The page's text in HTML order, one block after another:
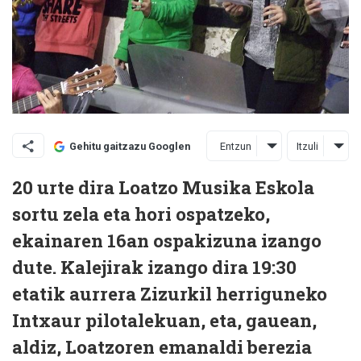
Gehitu gaitzazu Googlen Entzun Itzuli
20 urte dira Loatzo Musika Eskola
sortu zela eta hori ospatzeko,
ekainaren 16an ospakizuna izango
dute. Kalejirak izango dira 19:30
etatik aurrera Zizurkil herriguneko
Intxaur pilotalekuan, eta, gauean,
aldiz, Loatzoren emanaldi berezia